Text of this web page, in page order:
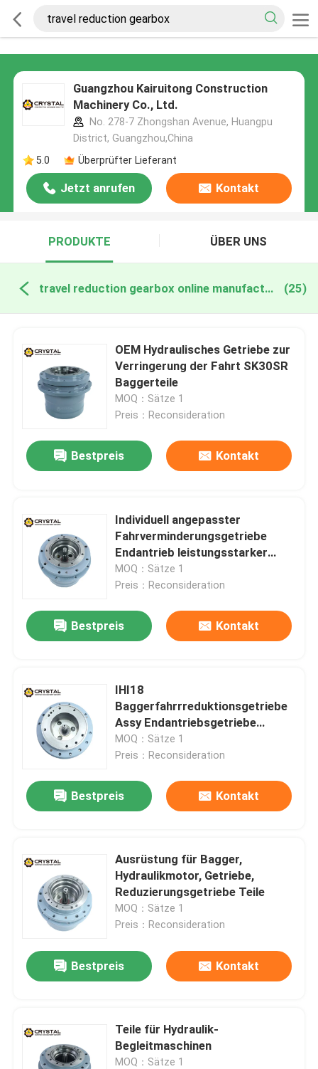
Guangzhou Kairuitong Construction
Machinery Co., Ltd.
No. 278-7 Zhongshan Avenue, Huangpu
District, Guangzhou,China
5.0
Überprüfter Lieferant
Jetzt anrufen Kontakt
PRODUKTE ÜBER UNS
travel reduction gearbox online manufacture (25)
OEM Hydraulisches Getriebe zur
Verringerung der Fahrt SK30SR
Baggerteile
MOQ：Sätze 1
Preis：Reconsideration
Bestpreis Kontakt
Individuell angepasster
Fahrverminderungsgetriebe
Endantrieb leistungsstarker
geringer Lärm
MOQ：Sätze 1
Preis：Reconsideration
Bestpreis Kontakt
IHI18
Baggerfahrrreduktionsgetriebe
Assy Endantriebsgetriebe
Kraftvoll
MOQ：Sätze 1
Preis：Reconsideration
Bestpreis Kontakt
Ausrüstung für Bagger,
Hydraulikmotor, Getriebe,
Reduzierungsgetriebe Teile
MOQ：Sätze 1
Preis：Reconsideration
Bestpreis Kontakt
Teile für Hydraulik-
Begleitmaschinen
MOQ：Sätze 1